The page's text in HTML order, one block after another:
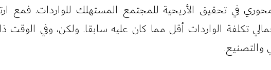
في تحقيق الأريحية للمجتمع المستهلك للواردات. فمع
تكلفة الواردات أقل مما كان عليه سابقا. ولكن، وفي الوقت
والتصنيع.